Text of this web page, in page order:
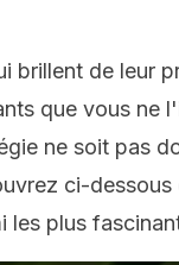
brillent de leur
que vous ne
ne soit pas
ci-dessous
les plus